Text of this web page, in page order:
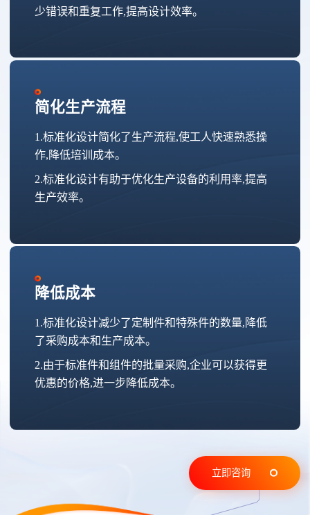
少错误和重复工作,提高设计效率。
简化生产流程
1.标准化设计简化了生产流程,使工人快速熟悉操
作,降低培训成本。
2.标准化设计有助于优化生产设备的利用率,提高
生产效率。
降低成本
1.标准化设计减少了定制件和特殊件的数量,降低
了采购成本和生产成本。
2.由于标准件和组件的批量采购,企业可以获得更
优惠的价格,进一步降低成本。
立即咨询